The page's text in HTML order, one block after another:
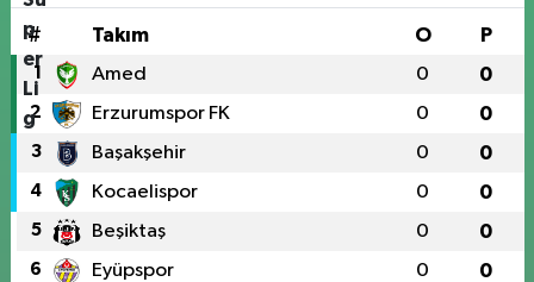
# Takım O P
1 Amed 0 0
2 Erzurumspor FK 0 0
3 Başakşehir 0 0
4 Kocaelispor 0 0
5 Beşiktaş 0 0
6 Eyüpspor 0 0